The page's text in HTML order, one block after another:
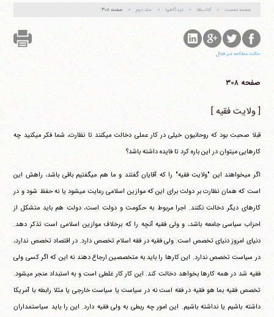
صفحه نخست کتاب‌ها دیدگاهها جلد دوم صفحه ۳۰۸
حالت مطالعه غیر فعال
صفحه ۳۰۸
[ ولایت فقیه ]
قبلا صحبت بود که روحانیون خیلی در کار عملی دخالت می‎کنند تا نظارت، شما فکر می‎کنید چه
کارهایی می‎توان در این باره کرد تا فایده داشته باشد؟
اگر می‎خواهند این "ولایت فقیه" را که آقایان گفتند و ما هم می‎گفتیم باقی باشد، راهش این
است که همان نظارت بر دولت برای این که موازین اسلامی رعایت می‎شود یا نه حفظ شود و در
کارهای دیگر دخالت نکنند. اجرا مربوط به حکومت و دولت است، دولت هم باید متشکل از
احزاب سیاسی جامعه باشد، و ولی فقیه آنچه را که برخلاف موازین اسلامی است تذکر دهد.
دنیای امروز دنیای تخصص است. ولی فقیه در فقه اسلام تخصص دارد. در اقتصاد تخصص ندارد،
در سیاست تخصص ندارد. این کارها را باید به متخصصین ارجاع دهند نه این که اگر کسی ولی
فقیه شد در همه کارها بخواهد دخالت کند. این کار کار غلطی است و به استبداد منجر می‎شود.
تخصص فقیه بما هو فقیه در فقه است نه در سیاست یا سیاست خارجی یا مثلا رابطه با آمریکا
داشته باشیم یا نداشته باشیم. این امور چه ربطی به ولی فقیه دارد. این را باید سیاستمداران